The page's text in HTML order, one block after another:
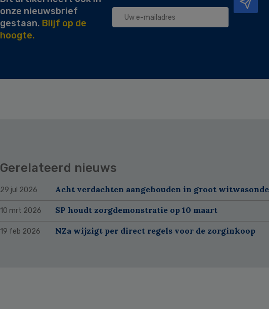
onze nieuwsbrief
gestaan. Blijf op de
hoogte.
Gerelateerd nieuws
29 jul 2026 Acht verdachten aangehouden in groot
10 mrt 2026 SP houdt zorgdemonstratie op 10 maart
19 feb 2026 NZa wijzigt per direct regels voor de zorginkoop